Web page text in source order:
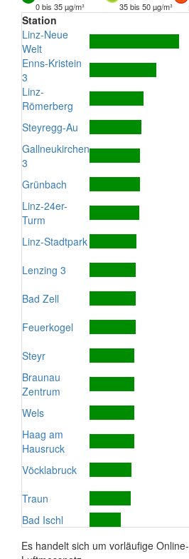
0 bis 35 µg/m³
35 bis 50 µg/m³
Station
Linz-Neue
Welt
Enns-Kristein
3
Linz-
Römerberg
Steyregg-Au
Gallneukirchen
3
Grünbach
Linz-24er-
Turm
Linz-Stadtpark
Lenzing 3
Bad Zell
Feuerkogel
Steyr
Braunau
Zentrum
Wels
Haag am
Hausruck
Vöcklabruck
Traun
Bad Ischl
Es handelt sich um vorläufige